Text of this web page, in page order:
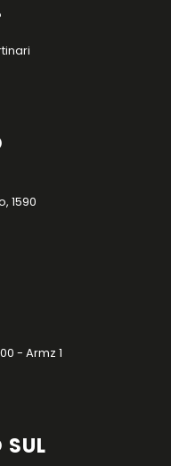
1590
- Armz 1
SUL